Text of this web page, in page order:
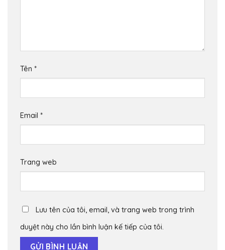
Tên *
Email *
Trang web
Lưu tên của tôi, email, và trang web trong trình
duyệt này cho lần bình luận kế tiếp của tôi.